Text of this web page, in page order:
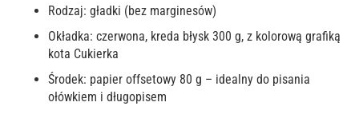
Rodzaj: gładki (bez marginesów)
Okładka: czerwona, kreda błysk 300 g, z kolorową grafiką
kota Cukierka
Środek: papier offsetowy 80 g – idealny do pisania
ołówkiem i długopisem